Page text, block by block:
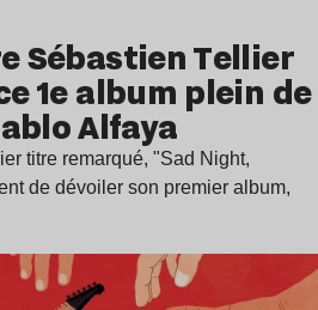
Sébastien Tellier
1e album plein de
Alfaya
titre remarqué, "Sad Night,
de dévoiler son premier album,